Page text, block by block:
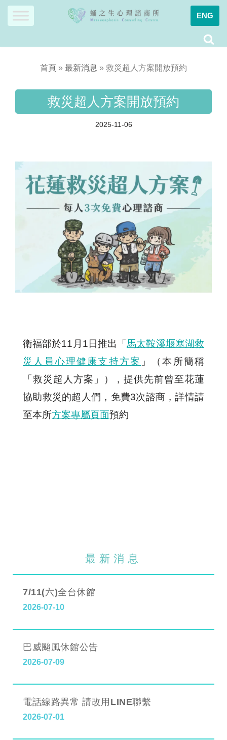
Skip
ENG
最新消息
7/11(六)全台休館
2026-07-10
巴威颱風休館公告
2026-07-09
電話線路異常 請改用LINE聯繫
2026-07-01
首頁 » 最新消息 » 救災超人方案開放預約
救災超人方案開放預約
2025-11-06
衛福部於11月1日推出「馬太鞍溪堰塞湖救
災人員心理健康支持方案 」（本所簡稱
「救災超人方案」），提供先前曾至花蓮
協助救災的超人們，免費3次諮商，詳情請
至本所方案專屬頁面預約